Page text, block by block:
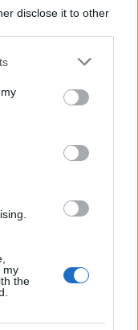
disclose it to other
my
the
javno spodbujanje
z žaljivimi,
vsebinami